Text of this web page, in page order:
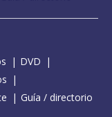
DVD
Guía / directorio